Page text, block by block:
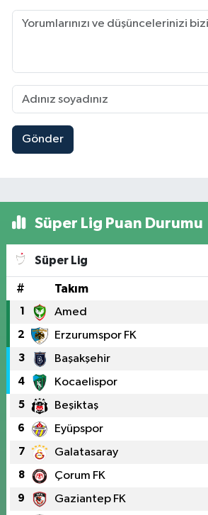
Gönder
Süper Lig Puan Durumu
Süper Lig
# Takım
1 Amed
2 Erzurumspor FK
3 Başakşehir
4 Kocaelispor
5 Beşiktaş
6 Eyüpspor
7 Galatasaray
8 Çorum FK
9 Gaziantep FK